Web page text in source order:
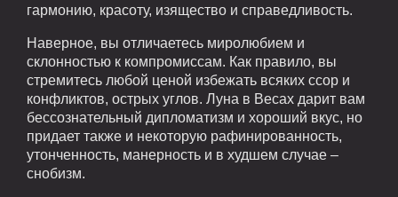
гармонию, красоту, изящество и справедливость.
Наверное, вы отличаетесь миролюбием и
склонностью к компромиссам. Как правило, вы
стремитесь любой ценой избежать всяких ссор и
конфликтов, острых углов. Луна в Весах дарит вам
бессознательный дипломатизм и хороший вкус, но
придает также и некоторую рафинированность,
утонченность, манерность и в худшем случае –
снобизм.